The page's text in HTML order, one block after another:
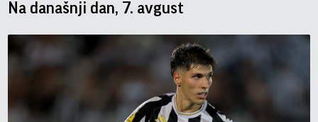
Na današnji dan, 7. avgust